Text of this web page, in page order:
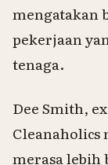
mengatakan
pekerjaan
tenaga.
Dee Smith,
merasa lebih